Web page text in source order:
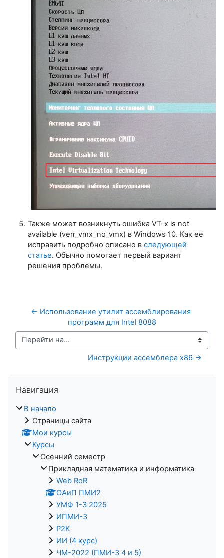
Также может возникнуть ошибка VT-x is not
available (verr_vmx_no_vmx) в Windows 10. Как ее
исправить подробно описано в следующей
статье. Обычно помогает первый вариант
решения проблемы.
← Использование утилит ассемблирования
программ для Intel 8088
Перейти на...
Инструкции ассемблера x86 →
Навигация
В начало
Страницы сайта
Мои курсы
Курсы
Осенний семестр
Прикладная математика и информатика
Web RoR
ОАиП ПМИ2
УМФ 1-3 2025
ИПМИ-3
P2K
ИИ (4 курс)
ЧМ-2022 (ПМИ-3 4 и 5)